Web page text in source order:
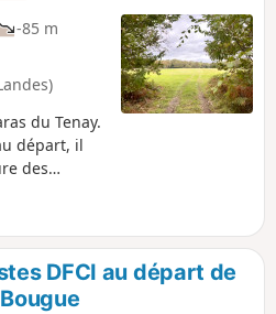
-85 m
du Tenay.
départ, il
des
pins et de
la voie
joli moulin à
DFCI au départ de